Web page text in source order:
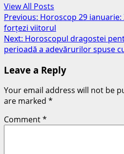
View All Posts
Post
navigation
Previous: Horoscop 29
forțezi viitorul
Next: Horoscopul dragostei
perioadă a adevărurilor spuse
Leave a Reply
Your email address will not be
are marked *
Comment*